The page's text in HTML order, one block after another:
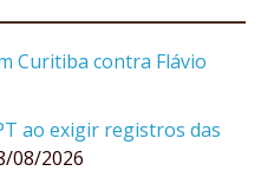
Curitiba contra Flávio
ao exigir registros das
08/2026